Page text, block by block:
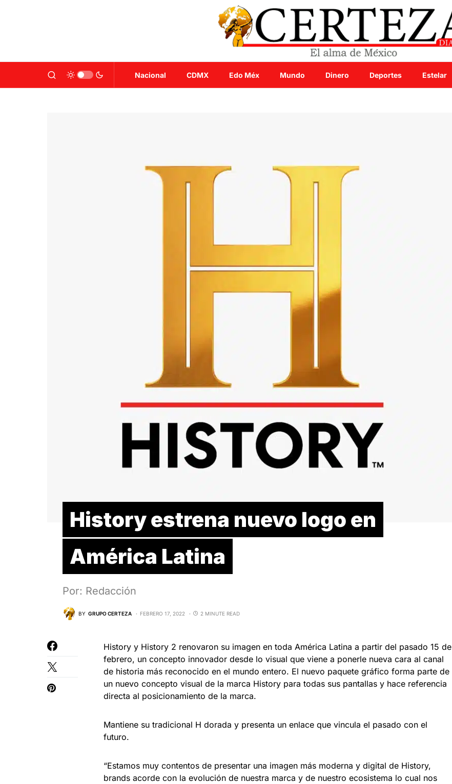
Nacional CDMX Edo Méx Mundo Dinero Deportes Estelar
History estrena nuevo logo en
América Latina
Por: Redacción
BY GRUPO CERTEZA FEBRERO 17, 2022 2 MINUTE READ
History y History 2 renovaron su imagen en toda América Latina a partir del pasado 15 de
febrero, un concepto innovador desde lo visual que viene a ponerle nueva cara al canal
de historia más reconocido en el mundo entero. El nuevo paquete gráfico forma parte de
un nuevo concepto visual de la marca History para todas sus pantallas y hace referencia
directa al posicionamiento de la marca.
Mantiene su tradicional H dorada y presenta un enlace que vincula el pasado con el
futuro.
“Estamos muy contentos de presentar una imagen más moderna y digital de History,
brands acorde con la evolución de nuestra marca y de nuestro ecosistema lo cual nos